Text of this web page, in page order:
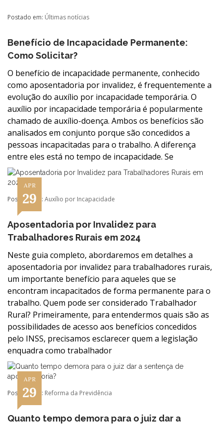
Postado em: Últimas notícias
Benefício de Incapacidade Permanente:
Como Solicitar?
O benefício de incapacidade permanente, conhecido
como aposentadoria por invalidez, é frequentemente a
evolução do auxílio por incapacidade temporária. O
auxílio por incapacidade temporária é popularmente
chamado de auxílio-doença. Ambos os benefícios são
analisados em conjunto porque são concedidos a
pessoas incapacitadas para o trabalho. A diferença
entre eles está no tempo de incapacidade. Se
APR
29
Postado em: Auxílio por Incapacidade
Aposentadoria por Invalidez para
Trabalhadores Rurais em 2024
Neste guia completo, abordaremos em detalhes a
aposentadoria por invalidez para trabalhadores rurais,
um importante benefício para aqueles que se
encontram incapacitados de forma permanente para o
trabalho. Quem pode ser considerado Trabalhador
Rural? Primeiramente, para entendermos quais são as
possibilidades de acesso aos benefícios concedidos
pelo INSS, precisamos esclarecer quem a legislação
enquadra como trabalhador
APR
29
Postado em: Reforma da Previdência
Quanto tempo demora para o juiz dar a